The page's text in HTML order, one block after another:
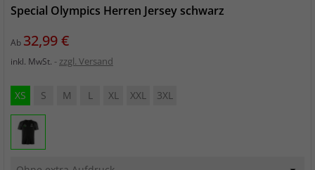
Special Olympics Herren Jersey schwarz
Ab Preis
32,99 €
inkl. MwSt. zzgl. Versand
XS S M L XL XXL 3XL